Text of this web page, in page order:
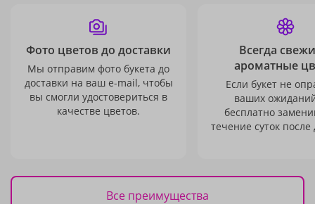
Фото цветов до доставки
Мы отправим фото букета до
доставки на ваш e-mail, чтобы
вы смогли удостовериться в
качестве цветов.
Всегда
ароматные
Если букет не
ваших
бесплатно
течение суток после
Все преимущества